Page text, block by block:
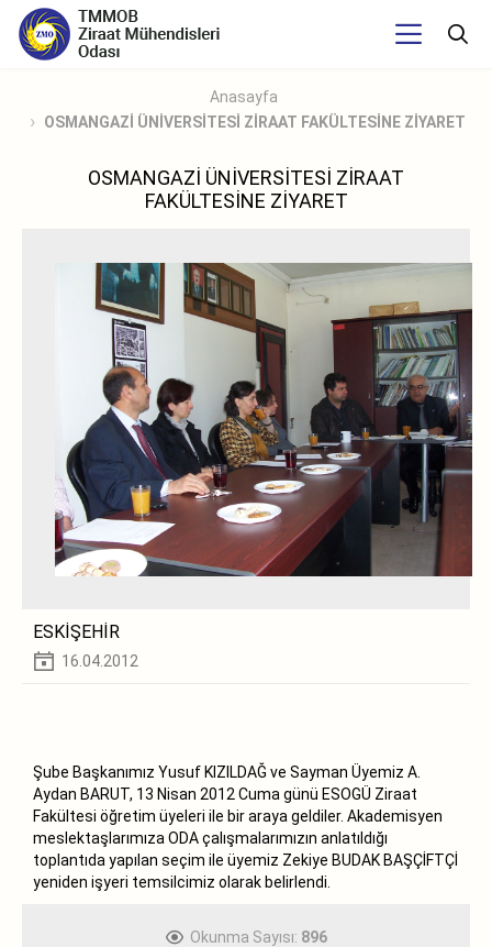
Anasayfa
OSMANGAZİ ÜNİVERSİTESİ ZİRAAT FAKÜLTESİNE ZİYARET
OSMANGAZİ ÜNİVERSİTESİ ZİRAAT
FAKÜLTESİNE ZİYARET
ESKİŞEHİR
16.04.2012
Şube Başkanımız Yusuf KIZILDAĞ ve Sayman Üyemiz A.
Aydan BARUT, 13 Nisan 2012 Cuma günü ESOGÜ Ziraat
Fakültesi öğretim üyeleri ile bir araya geldiler. Akademisyen
meslektaşlarımıza ODA çalışmalarımızın anlatıldığı
toplantıda yapılan seçim ile üyemiz Zekiye BUDAK BAŞÇİFTÇİ
yeniden işyeri temsilcimiz olarak belirlendi.
Okunma Sayısı: 896